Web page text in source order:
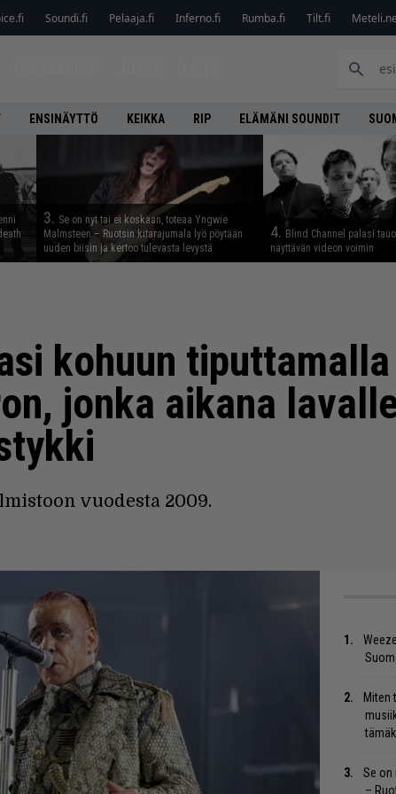
Soundi.fi Pelaaja.fi Inferno.fi Rumba.fi Tilt.fi
ENSINÄYTTÖ KEIKKA RIP ELÄMÄNI SOUNDIT
3. Se on nyt tai ei koskaan, toteaa Yngwie
Malmsteen – Ruotsin kitarajumala lyö pöytään
uuden biisin ja kertoo tulevasta levystä
4. Blind Channel palasi
näyttävän videon voimin
kohuun
jonka aikana
vuodesta 2009.
Miten
Se on
–